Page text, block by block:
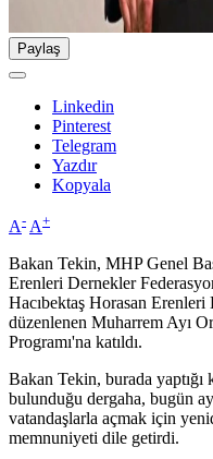
Paylaş
Linkedin
Pinterest
Telegram
Yazdır
Kopyala
A- A+
Bakan Tekin, MHP Genel
Erenleri Dernekler
Hacıbektaş Horasan
düzenlenen Muharrem Ayı
Programı'na katıldı.
Bakan Tekin, burada yaptığı
bulunduğu dergaha, bugün
vatandaşlarla açmak için
memnuniyeti dile getirdi.